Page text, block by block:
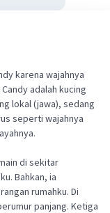
karena wajahnya
adalah kucing
lokal (jawa), sedang
seperti wajahnya
di sekitar
Bahkan, ia
rumahku. Di
panjang. Ketiga